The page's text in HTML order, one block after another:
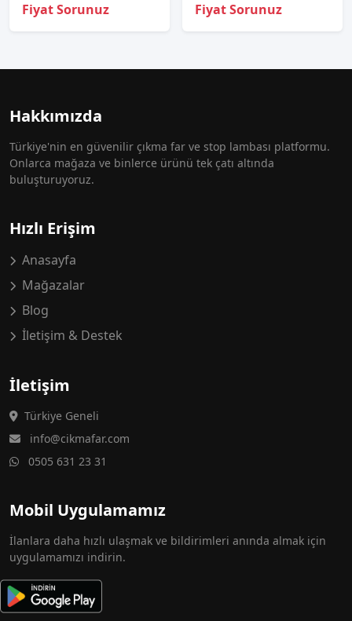
Fiyat Sorunuz Fiyat Sorunuz
Hakkımızda
Türkiye'nin en güvenilir çıkma far ve stop lambası platformu.
Onlarca mağaza ve binlerce ürünü tek çatı altında
buluşturuyoruz.
Hızlı Erişim
Anasayfa
Mağazalar
Blog
İletişim & Destek
İletişim
Türkiye Geneli
info@cikmafar.com
0505 631 23 31
Mobil Uygulamamız
İlanlara daha hızlı ulaşmak ve bildirimleri anında almak için
uygulamamızı indirin.